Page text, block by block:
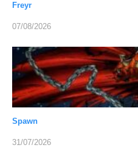
Freyr
07/08/2026
Spawn
31/07/2026